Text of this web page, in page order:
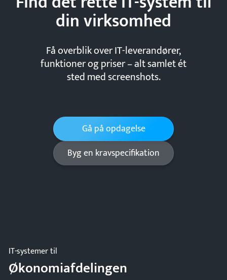
dinvirksomhed
Få overblik over IT-leverandører,
funktioner og priser – alt samlet ét
sted med screenshots.
Gå på opdagelse
Byg en kravspecifikation
IT-systemer til
Økonomiafdelingen